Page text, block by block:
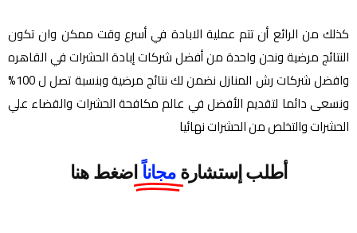
كذلك من الرائع أن تتم عملية الابادة في أسرع وقت ممكن وان تكون
النتائج مرضية ونحن واحدة من أفضل شركات إبادة الحشرات في القاهره
وافضل شركات رش المنازل نضمن لك نتائج مرضية وبنسبة تصل ل 100%
ونسعى دائما لتقديم الأفضل في عالم مكافحة الحشرات والقضاء علي
الحشرات والتخلص من الحشرات نهائيا
أطلب إستشارة مجاناً اضغط هنا